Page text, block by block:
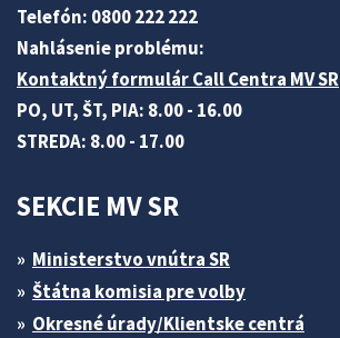
Telefón: 0800 222 222
Nahlásenie problému:
Kontaktný formulár Call Centra MV SR
PO, UT, ŠT, PIA: 8.00 - 16.00
STREDA: 8.00 - 17.00
SEKCIE MV SR
Ministerstvo vnútra SR
Štátna komisia pre volby
Okresné úrady/Klientske centrá